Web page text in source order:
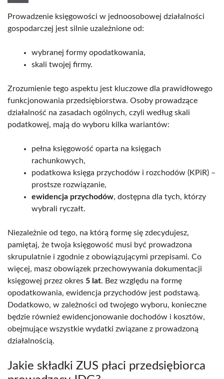
Prowadzenie księgowości w jednoosobowej działalności
gospodarczej jest silnie uzależnione od:
wybranej formy opodatkowania,
skali twojej firmy.
Zrozumienie tego aspektu jest kluczowe dla prawidłowego
funkcjonowania przedsiębiorstwa. Osoby prowadzące
działalność na zasadach ogólnych, czyli według skali
podatkowej, mają do wyboru kilka wariantów:
pełna księgowość oparta na księgach
rachunkowych,
podatkowa księga przychodów i rozchodów (KPiR) –
prostsze rozwiązanie,
ewidencja przychodów, dostępna dla tych, którzy
wybrali ryczałt.
Niezależnie od tego, na którą formę się zdecydujesz,
pamiętaj, że twoja księgowość musi być prowadzona
skrupulatnie i zgodnie z obowiązującymi przepisami. Co
więcej, masz obowiązek przechowywania dokumentacji
księgowej przez okres 5 lat. Bez względu na formę
opodatkowania, ewidencja przychodów jest podstawą.
Dodatkowo, w zależności od twojego wyboru, konieczne
będzie również ewidencjonowanie dochodów i kosztów,
obejmujące wszystkie wydatki związane z prowadzoną
działalnością.
Jakie składki ZUS płaci przedsiębiorca